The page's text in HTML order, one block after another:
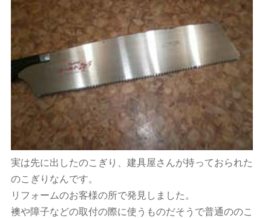
実は先に出したのこぎり、建具屋さんが持っておられた
のこぎりなんです。
リフォームのお客様の所で発見しました。
襖や障子などの取付の際に使うものだそうで普通ののこ